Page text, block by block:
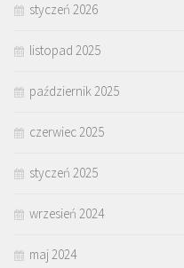
styczeń 2026
listopad 2025
październik 2025
czerwiec 2025
styczeń 2025
wrzesień 2024
maj 2024